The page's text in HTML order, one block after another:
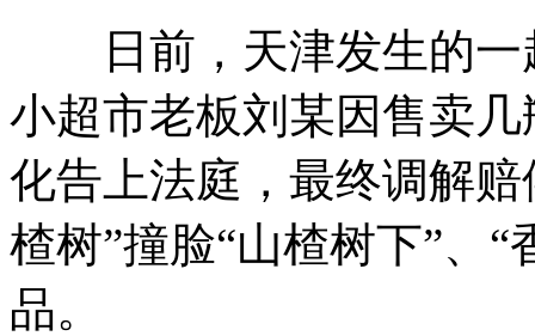
日前，天津发生的一
小超市老板刘某因售卖
化告上法庭，最终调解
楂树”撞脸“山楂树下”、
品。